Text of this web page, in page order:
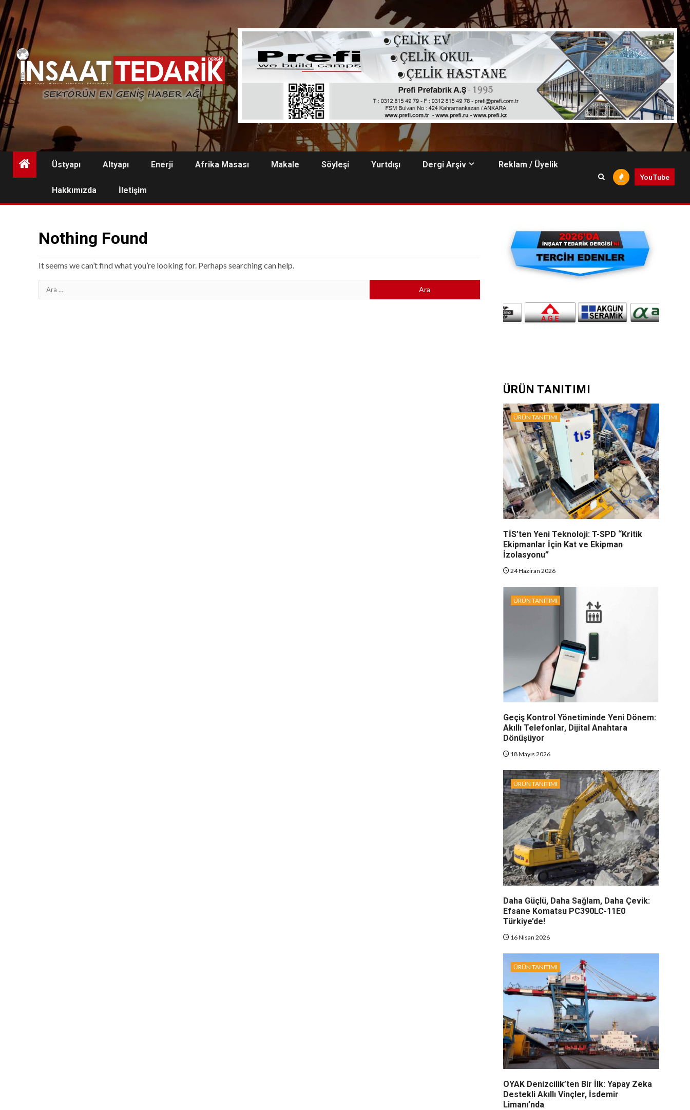
Skip
to
content
Üstyapı Altyapı Enerji Afrika Masası Makale Söyleşi Yurtdışı Dergi Arşiv Reklam / Üyelik
Hakkımızda İletişim
YouTube
Nothing Found
It seems we can’t find what you’re looking for. Perhaps searching can help.
Arama:
ÜRÜN TANITIMI
ÜRÜN TANITIMI
TİS’ten Yeni Teknoloji: T-SPD “Kritik
Ekipmanlar İçin Kat ve Ekipman
İzolasyonu”
24 Haziran 2026
ÜRÜN TANITIMI
Geçiş Kontrol Yönetiminde Yeni Dönem:
Akıllı Telefonlar, Dijital Anahtara
Dönüşüyor
18 Mayıs 2026
ÜRÜN TANITIMI
Daha Güçlü, Daha Sağlam, Daha Çevik:
Efsane Komatsu PC390LC-11E0
Türkiye’de!
16 Nisan 2026
ÜRÜN TANITIMI
OYAK Denizcilik’ten Bir İlk: Yapay Zeka
Destekli Akıllı Vinçler, İsdemir
Limanı’nda